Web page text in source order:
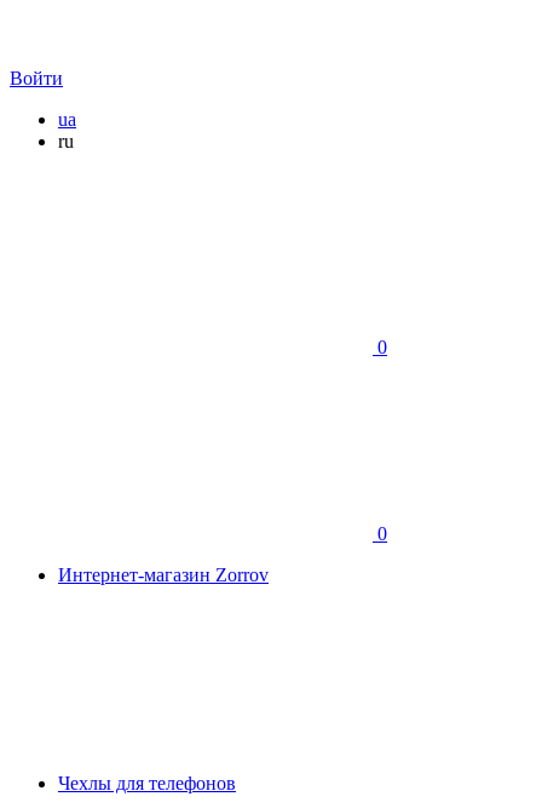
Войти
ua
ru
0
0
Интернет-магазин Zorrov
Чехлы для телефонов